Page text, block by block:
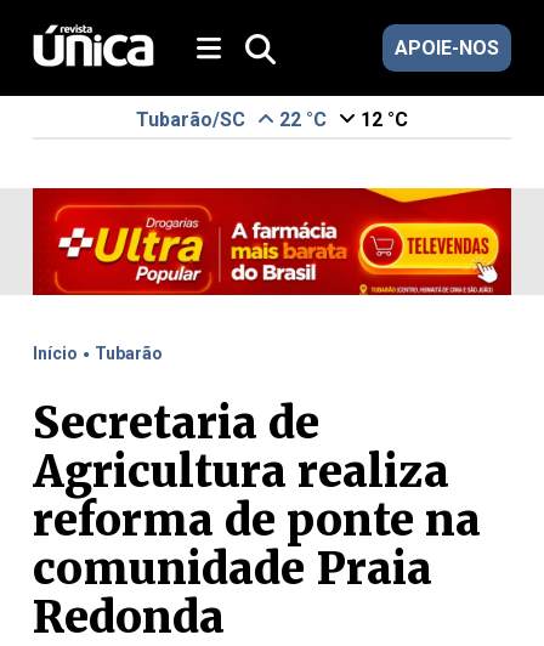
APOIE-NOS
Tubarão/SC 22 °C 12 °C
Início . Tubarão
Secretaria de
Agricultura realiza
reforma de ponte na
comunidade Praia
Redonda